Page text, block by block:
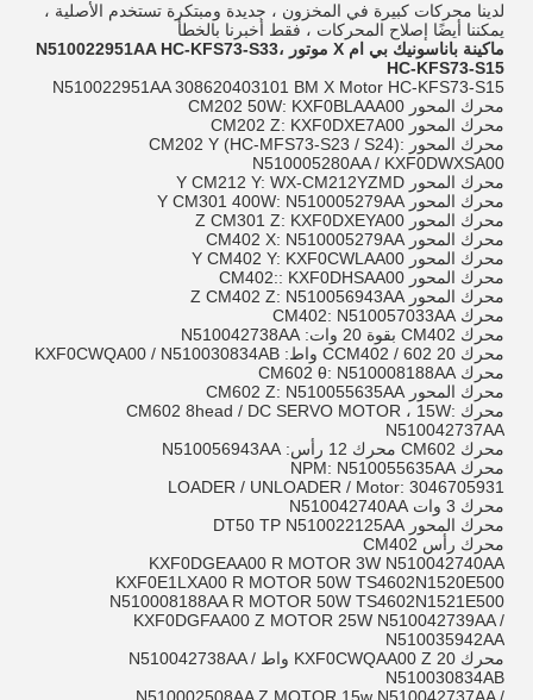
لدينا محركات كبيرة في المخزون ، جديدة ومبتكرة تستخدم الأصلية ،
يمكننا أيضًا إصلاح المحركات ، فقط أخبرنا بالخطأ
ماكينة باناسونيك بي ام X موتور N510022951AA HC-KFS73-S33،
HC-KFS73-S15
N510022951AA 308620403101 BM X Motor HC-KFS73-S15
محرك المحور CM202 50W: KXF0BLAAA00
محرك المحور CM202 Z: KXF0DXE7A00
محرك المحور CM202 Y (HC-MFS73-S23 / S24):
N510005280AA / KXF0DWXSA00
محرك المحور Y CM212 Y: WX-CM212YZMD
محرك المحور Y CM301 400W: N510005279AA
محرك المحور Z CM301 Z: KXF0DXEYA00
محرك المحور CM402 X: N510005279AA
محرك المحور Y CM402 Y: KXF0CWLAA00
محرك المحور CM402:: KXF0DHSAA00
محرك المحور Z CM402 Z: N510056943AA
محرك CM402: N510057033AA
محرك CM402 بقوة 20 وات: N510042738AA
محرك CCM402 / 602 20 واط: KXF0CWQA00 / N510030834AB
محرك CM602 θ: N510008188AA
محرك المحور CM602 Z: N510055635AA
محرك CM602 8head / DC SERVO MOTOR ، 15W:
N510042737AA
محرك CM602 محرك 12 رأس: N510056943AA
محرك NPM: N510055635AA
LOADER / UNLOADER / Motor: 3046705931
محرك 3 وات N510042740AA
محرك المحور DT50 TP N510022125AA
محرك رأس CM402
KXF0DGEAA00 R MOTOR 3W N510042740AA
KXF0E1LXA00 R MOTOR 50W TS4602N1520E500
N510008188AA R MOTOR 50W TS4602N1521E500
KXF0DGFAA00 Z MOTOR 25W N510042739AA /
N510035942AA
محرك KXF0CWQAA00 Z 20 واط N510042738AA /
N510030834AB